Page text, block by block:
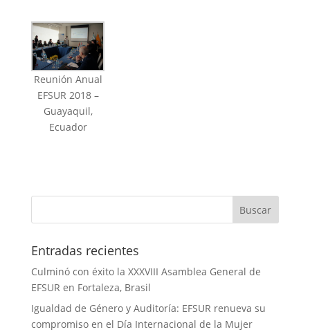
Reunión Anual
EFSUR 2018 –
Guayaquil,
Ecuador
Entradas recientes
Culminó con éxito la XXXVIII Asamblea General de
EFSUR en Fortaleza, Brasil
Igualdad de Género y Auditoría: EFSUR renueva su
compromiso en el Día Internacional de la Mujer